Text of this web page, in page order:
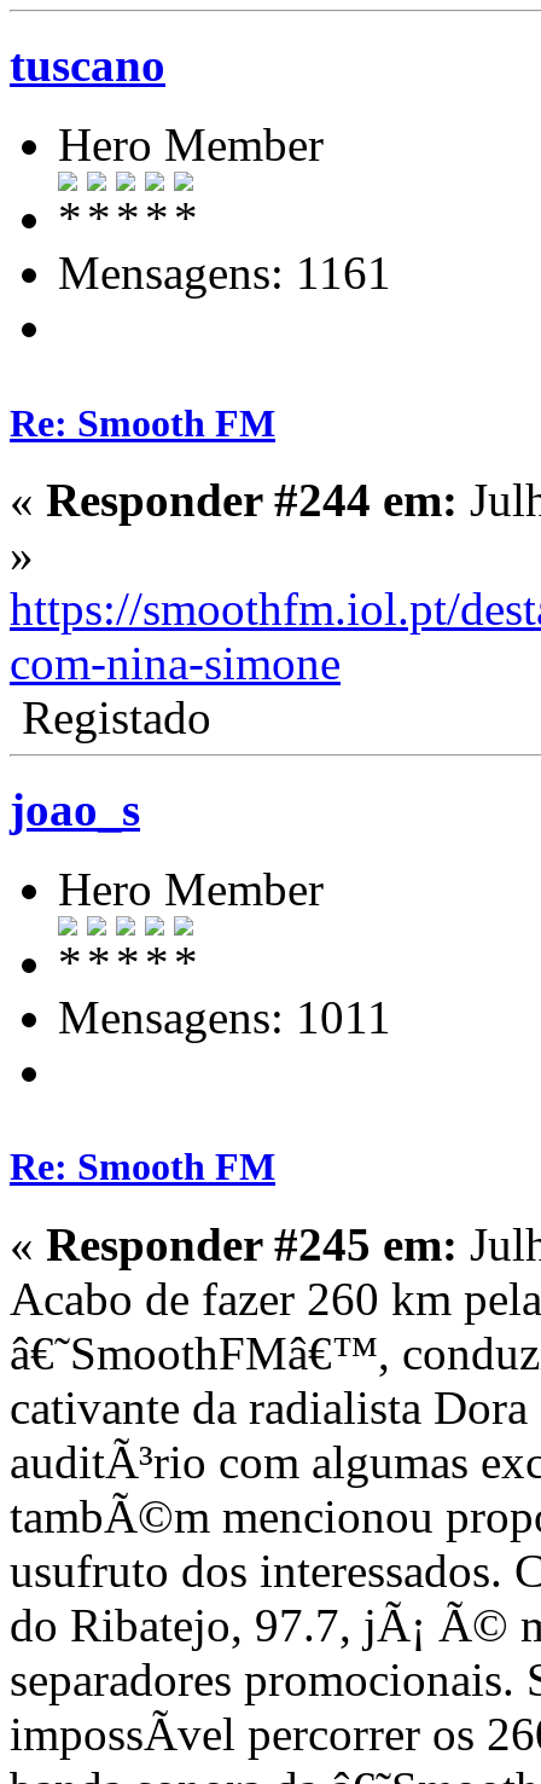
tuscano
Hero Member
Mensagens: 1161
Re: Smooth FM
« Responder #244 em:
»
https://smoothfm.iol.pt/
com-nina-simone
Registado
joao_s
Hero Member
Mensagens: 1011
Re: Smooth FM
« Responder #245 em:
Acabo de fazer 260 km
â€˜SmoothFMâ€™,
cativante da radialista
auditÃ³rio com algumas
tambÃ©m mencionou
usufruto dos interessados.
do Ribatejo, 97.7, jÃ¡ Ã©
separadores promocionais.
impossÃ­vel percorrer os